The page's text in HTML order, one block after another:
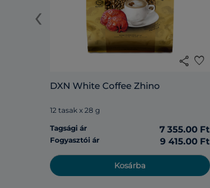
share favorite
DXN White Coffee Zhino
12 tasak x 28 g
Tagsági ár
7 355.00 Ft
Fogyasztói ár 9 415.00 Ft
Kosárba
‹